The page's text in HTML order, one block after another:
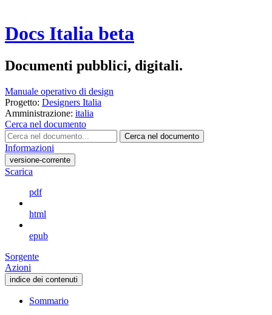
Docs Italia beta
Documenti pubblici, digitali.
Manuale operativo di design
Progetto: Designers Italia
Amministrazione: italia
Cerca nel documento
Cerca nel documento
Informazioni
versione-corrente
Scarica
pdf
html
epub
Sorgente
Azioni
indice dei contenuti
Sommario